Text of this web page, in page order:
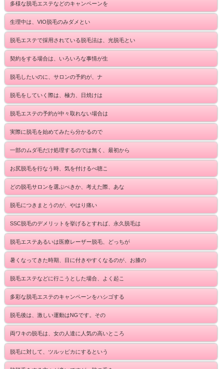
多様な脱毛エステなどのキャンペーンを
生理中は、VIO脱毛のみダメとい
脱毛エステで採用されている脱毛法は、光脱毛とい
契約をする場合は、いろいろな事情が生
脱毛したいのに、サロンの予約が、ナ
脱毛をしていく際は、極力、日焼けは
脱毛エステの予約が中々取れない場合は
実際に脱毛を始めてみたら分かるので
一部のムダ毛だけ処理するのでは無く、最初から
お尻脱毛を行なう時、気を付けるべ聴こ
どの脱毛サロンを選ぶべきか、考えた際、あな
脱毛につきまとうのが、やはり痛い
SSC脱毛のデメリットを挙げるとすれば、永久脱毛は
脱毛エステあるいは医療レーザー脱毛、どっちが
暑くなってきた時期、目に付きやすくなるのが、お膝の
脱毛エステなどに行こうとした場合、よく起こ
多彩な脱毛エステのキャンペーンをハシゴする
脱毛後は、激しい運動はNGです。その
両ワキの脱毛は、女の人達に人気の高いところ
脱毛に対して、ツルッピカにするという